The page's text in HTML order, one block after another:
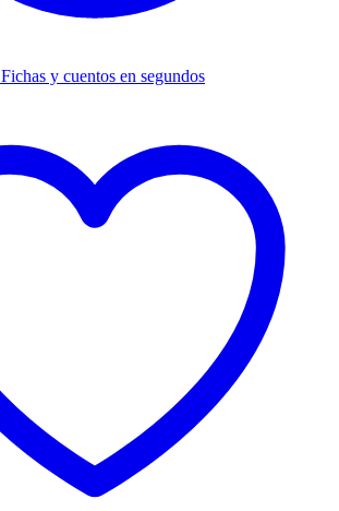
Fichas y cuentos en segundos